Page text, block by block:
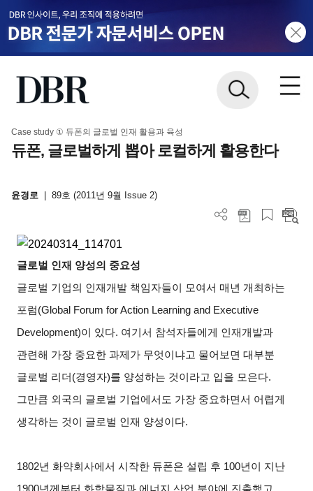
Case study ① 듀폰의 글로벌 인재 활용과 육성
듀폰, 글로벌하게 뽑아 로컬하게 활용한다
윤경로 89호 (2011년 9월 Issue 2)
글로벌 인재 양성의 중요성
글로벌 기업의 인재개발 책임자들이 모여서 매년 개최하는
포럼(Global Forum for Action Learning and Executive
Development)이 있다. 여기서 참석자들에게 인재개발과
관련해 가장 중요한 과제가 무엇이냐고 물어보면 대부분
글로벌 리더 (경영자)를 양성하는 것이라고 입을 모은다.
그만큼 외국의 글로벌 기업에서도 가장 중요하면서 어렵게
생각하는 것이 글로벌 인재 양성이다.
1802년 화약회사에서 시작한 듀폰은 설립 후 100년이 지난